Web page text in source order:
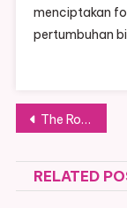
menciptakan
pertumbuhan
Post
The Role of the Haramain High-Speed Railway in Reducing Travel Anxiety
RELATED